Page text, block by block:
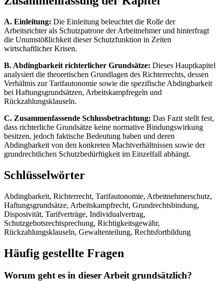
A. Einleitung: Die Einleitung beleuchtet die Rolle der
Arbeitsrichter als Schutzpatrone der Arbeitnehmer und hinterfragt
die Unumstößlichkeit dieser Schutzfunktion in Zeiten
wirtschaftlicher Krisen.
B. Abdingbarkeit richterlicher Grundsätze: Dieses Hauptkapitel
analysiert die theoretischen Grundlagen des Richterrechts, dessen
Verhältnis zur Tarifautonomie sowie die spezifische Abdingbarkeit
bei Haftungsgrundsätzen, Arbeitskampfregeln und
Rückzahlungsklauseln.
C. Zusammenfassende Schlussbetrachtung: Das Fazit stellt fest,
dass richterliche Grundsätze keine normative Bindungswirkung
besitzen, jedoch faktische Bedeutung haben und deren
Abdingbarkeit von den konkreten Machtverhältnissen sowie der
grundrechtlichen Schutzbedürftigkeit im Einzelfall abhängt.
Schlüsselwörter
Abdingbarkeit, Richterrecht, Tarifautonomie, Arbeitnehmerschutz,
Haftungsgrundsätze, Arbeitskampfrecht, Grundrechtsbindung,
Disposivität, Tarifverträge, Individualvertrag,
Schutzgebotsrechtsprechung, Richtigkeitsgewähr,
Rückzahlungsklauseln, Gewaltenteilung, Rechtsfortbildung
Häufig gestellte Fragen
Worum geht es in dieser Arbeit grundsätzlich?